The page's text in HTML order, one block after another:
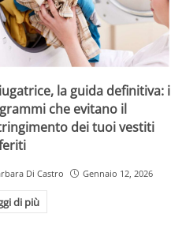
la guida definitiva: i
che evitano il
dei tuoi vestiti
Di Castro Gennaio 12, 2026
di più